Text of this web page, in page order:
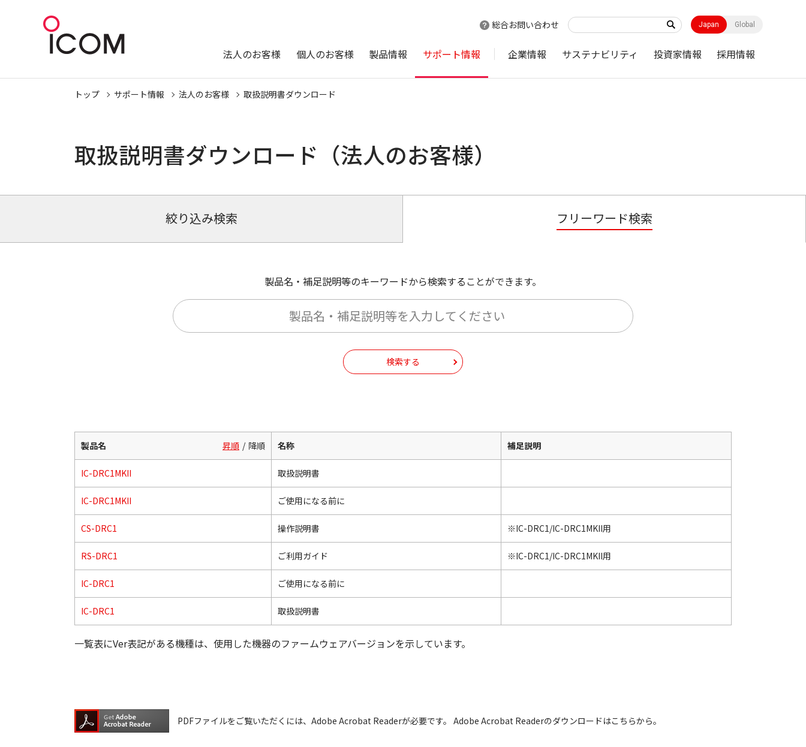
総合お問い合わせ Japan Global
法人のお客様 個人のお客様 製品情報 サポート情報 企業情報 サステナビリティ 投資家情報 採用情報
トップ サポート情報 法人のお客様 取扱説明書ダウンロード
取扱説明書ダウンロード（法人のお客様）
絞り込み検索 フリーワード検索
製品名・補足説明等のキーワードから検索することができます。
検索する
製品名 昇順 降順 名称 補足説明
IC-DRC1MKII 取扱説明書
IC-DRC1MKII ご使用になる前に
CS-DRC1 操作説明書 ※IC-DRC1/IC-DRC1MKII用
RS-DRC1 ご利用ガイド ※IC-DRC1/IC-DRC1MKII用
IC-DRC1 ご使用になる前に
IC-DRC1 取扱説明書
一覧表にVer表記がある機種は、使用した機器のファームウェアバージョンを示しています。
PDFファイルをご覧いただくには、Adobe Acrobat Readerが必要です。 Adobe Acrobat Readerのダウンロードはこちらから。